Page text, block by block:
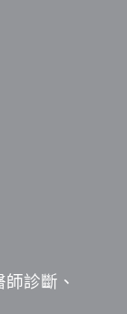
診斷、